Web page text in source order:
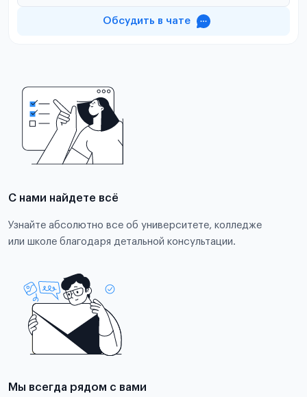
Обсудить в чате
С нами найдете всё
Узнайте абсолютно все об университете, колледже
или школе благодаря детальной консультации.
Мы всегда рядом с вами